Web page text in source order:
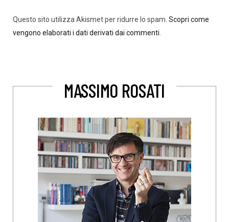
Questo sito utilizza Akismet per ridurre lo spam. Scopri come
vengono elaborati i dati derivati dai commenti.
MASSIMO ROSATI